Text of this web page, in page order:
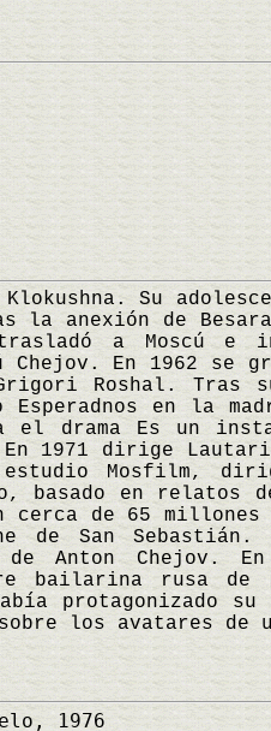
Su
la anexión de
a Moscú e
En 1962 se
Roshal. Tras
en la
el drama Es un
1971 dirige
Mosfilm,
basado en relatos
de 65 millones
de San Sebastián.
de Anton Chejov.
bailarina rusa
protagonizado
los avatares de
1976